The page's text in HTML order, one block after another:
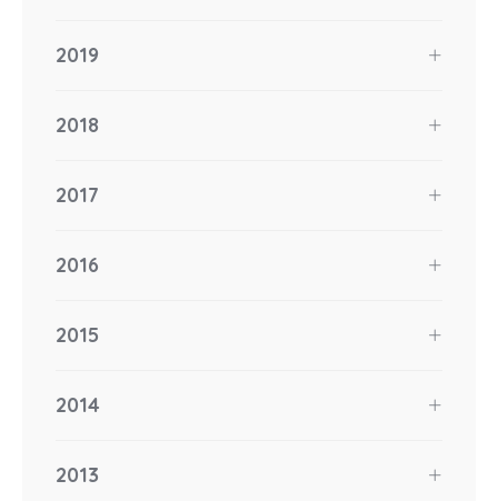
2019
2018
2017
2016
2015
2014
2013